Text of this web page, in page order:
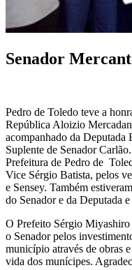
Senador
Pedro de Toledo teve a
República Aloizio
acompanhado da
Suplente de Senador
Prefeitura de Pedro de
Vice Sérgio Batista, pelos
e Sensey. Também
do Senador e da Deputada
O Prefeito Sérgio
o Senador pelos
município através de obras
vida dos munícipes.